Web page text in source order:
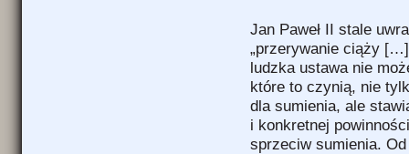
Jan Paweł II stale
„przerywanie ciąży
ludzka ustawa nie
które to czynią, nie
dla sumienia, ale
i konkretnej
sprzeciw sumienia.